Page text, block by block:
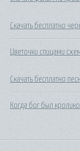
Скачать бесплатно
Цветочки спицами
Скачать бесплатно
Когда бог был